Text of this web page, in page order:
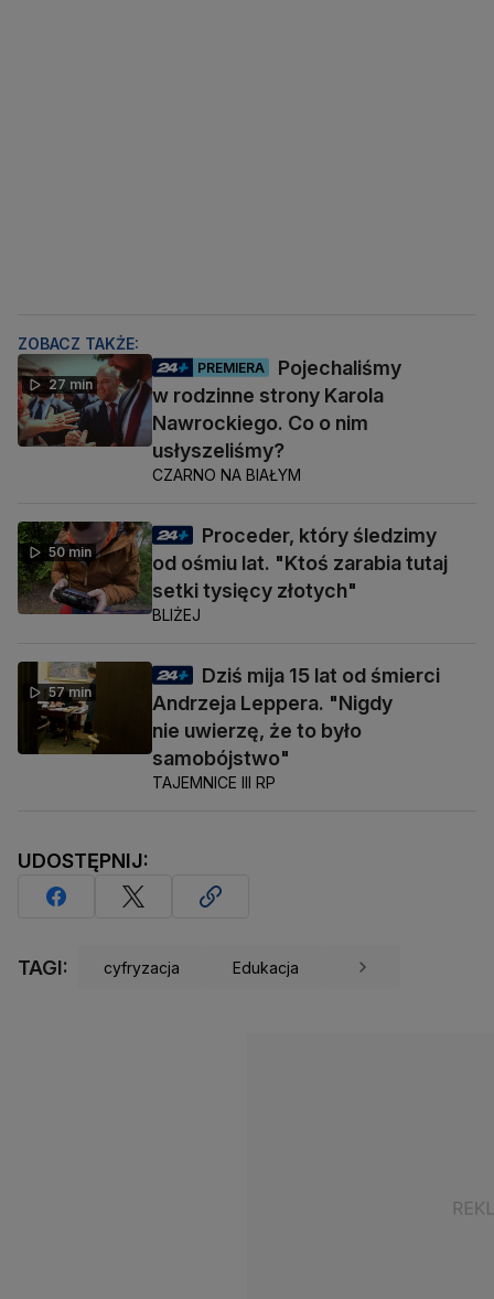
ZOBACZ TAKŻE:
27 min
PREMIERA
Pojechaliśmy
w rodzinne strony Karola
Nawrockiego. Co o nim
usłyszeliśmy?
CZARNO NA BIAŁYM
50 min
Proceder, który śledzimy
od ośmiu lat. "Ktoś zarabia tutaj
setki tysięcy złotych"
BLIŻEJ
57 min
Dziś mija 15 lat od śmierci
Andrzeja Leppera. "Nigdy
nie uwierzę, że to było
samobójstwo"
TAJEMNICE III RP
UDOSTĘPNIJ:
TAGI: cyfryzacja Edukacja